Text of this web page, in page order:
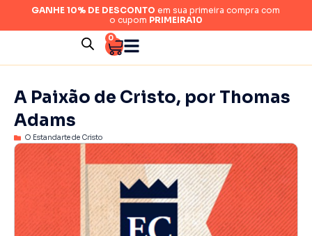
GANHE 10% DE DESCONTO em sua primeira compra com
o cupom PRIMEIRA10
0
A Paixão de Cristo, por Thomas
Adams
O Estandarte de Cristo